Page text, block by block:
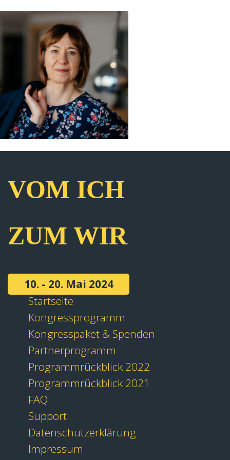
VOM ICH
ZUM WIR
10. - 20. Mai 2024
Startseite
Kongressprogramm
Kongresspaket & Spenden
Partnerprogramm
Programmrückblick 2022
Programmrückblick 2021
FAQ
Support
Datenschutzerklärung
Impressum